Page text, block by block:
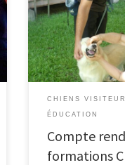
CHIENS
ÉDUCATION
Compte
formations